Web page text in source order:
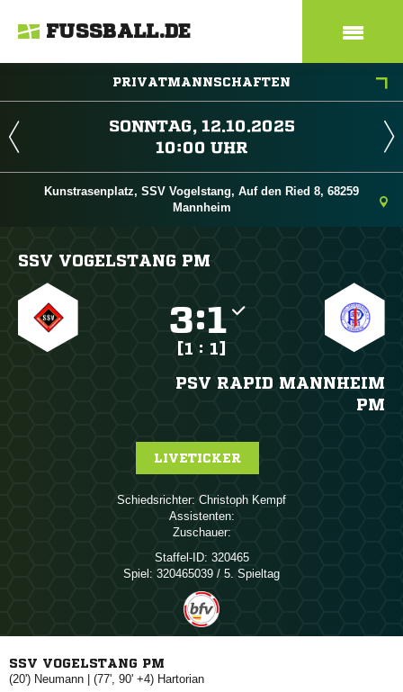
FUSSBALL.DE
PRIVATMANNSCHAFTEN
 
 
Kunstrasenplatz, SSV Vogelstang, Auf den Ried 8, 68259
Mannheim
SSV VOGELSTANG PM
:
[1 : 1]
PSV RAPID MANNHEIM
PM
LIVETICKER
Schiedsrichter:  
Assistenten:
Zuschauer:
Staffel-ID: 320465
Spiel: 320465039 / 5. Spieltag
SSV VOGELSTANG PM
(20')  | (77', 90' +4) 